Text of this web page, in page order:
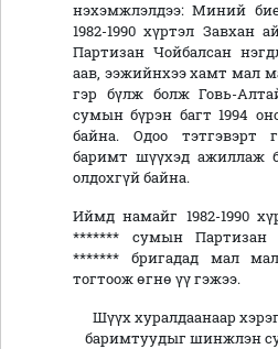
нэхэмжлэлдээ: Миний
1982-1990 хүртэл
Партизан Чойбалсан
аав, ээжийнхээ хамт мал
гэр бүлж болж Говь-
сумын бүрэн багт 1994
байна. Одоо тэтгэвэрт
баримт шүүхэд ажиллаж
олдохгүй байна.
Иймд намайг 1982-1990
******* сумын Партизан
******* бригадад мал
тогтоож өгнө үү гэжээ.
Шүүх хуралдаанаар
баримтуудыг шинжлэн